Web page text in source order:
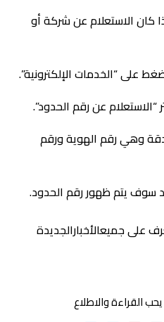
كان الاستعلام عن شركة أو
على “الخدمات الإلكترونية”.
“الاستعلام عن رقم الحدود”.
بدقة وهي رقم الهوية ورقم
سوف يتم ظهور رقم الحدود.
على جميعالأخبارالجديدة
القراءة والاطلاع